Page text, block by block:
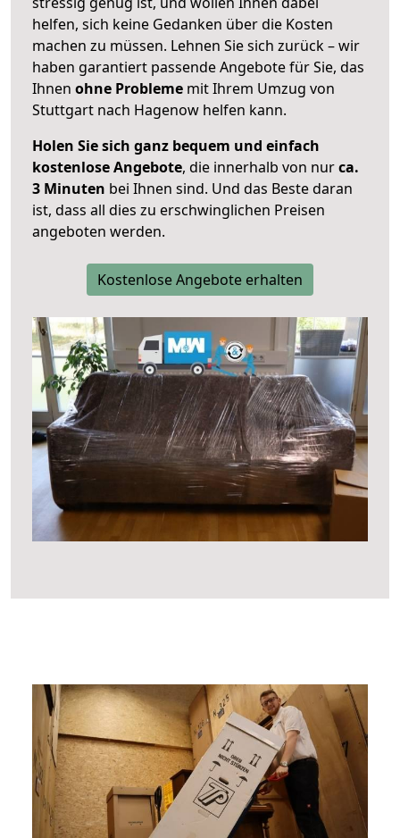
helfen, sich keine Gedanken über die Kosten
machen zu müssen. Lehnen Sie sich zurück – wir
haben garantiert passende Angebote für Sie, das
Ihnen ohne Probleme mit Ihrem Umzug von
Stuttgart nach Hagenow helfen kann.
Holen Sie sich ganz bequem und einfach
kostenlose Angebote, die innerhalb von nurca.
3 Minuten bei Ihnen sind. Und das Beste daran
ist, dass all dies zu erschwinglichen Preisen
angeboten werden.
Kostenlose Angebote erhalten